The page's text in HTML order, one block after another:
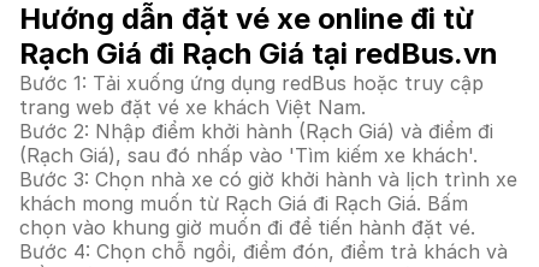
Hướng dẫn đặt vé xe online đi từ
Rạch Giá đi Rạch Giá tại redBus.vn
Bước 1: Tải xuống ứng dụng redBus hoặc truy cập
trang web đặt vé xe khách Việt Nam.
Bước 2: Nhập điểm khởi hành (Rạch Giá) và điểm đi
(Rạch Giá), sau đó nhấp vào 'Tìm kiếm xe khách'.
Bước 3: Chọn nhà xe có giờ khởi hành và lịch trình xe
khách mong muốn từ Rạch Giá đi Rạch Giá. Bấm
chọn vào khung giờ muốn đi để tiến hành đặt vé.
Bước 4: Chọn chỗ ngồi, điểm đón, điểm trả khách và